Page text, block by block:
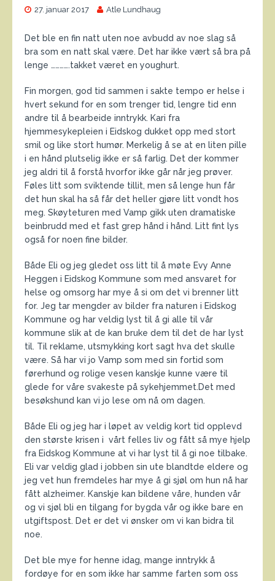
27. januar 2017 Atle Lundhaug
Det ble en fin natt uten noe avbudd av noe slag så
bra som en natt skal være. Det har ikke vært så bra på
lenge ………….takket været en youghurt.
Fin morgen, god tid sammen i sakte tempo er helse i
hvert sekund for en som trenger tid, lengre tid enn
andre til å bearbeide inntrykk. Kari fra
hjemmesykepleien i Eidskog dukket opp med stort
smil og like stort humør. Merkelig å se at en liten pille
i en hånd plutselig ikke er så farlig. Det der kommer
jeg aldri til å forstå hvorfor ikke går når jeg prøver.
Føles litt som sviktende tillit, men så lenge hun får
det hun skal ha så får det heller gjøre litt vondt hos
meg. Skøyteturen med Vamp gikk uten dramatiske
beinbrudd med et fast grep hånd i hånd. Litt fint lys
også for noen fine bilder.
Både Eli og jeg gledet oss litt til å møte Evy Anne
Heggen i Eidskog Kommune som med ansvaret for
helse og omsorg har mye å si om det vi brenner litt
for. Jeg tar mengder av bilder fra naturen i Eidskog
Kommune og har veldig lyst til å gi alle til vår
kommune slik at de kan bruke dem til det de har lyst
til. Til reklame, utsmykking kort sagt hva det skulle
være. Så har vi jo Vamp som med sin fortid som
førerhund og rolige vesen kanskje kunne være til
glede for våre svakeste på sykehjemmet.Det med
besøkshund kan vi jo lese om nå om dagen.
Både Eli og jeg har i løpet av veldig kort tid opplevd
den største krisen i vårt felles liv og fått så mye hjelp
fra Eidskog Kommune at vi har lyst til å gi noe tilbake.
Eli var veldig glad i jobben sin ute blandtde eldere og
jeg vet hun fremdeles har mye å gi sjøl om hun nå har
fått alzheimer. Kanskje kan bildene våre, hunden vår
og vi sjøl bli en tilgang for bygda vår og ikke bare en
utgiftspost. Det er det vi ønsker om vi kan bidra til
noe.
Det ble mye for henne idag, mange inntrykk å
fordøye for en som ikke har samme farten som oss